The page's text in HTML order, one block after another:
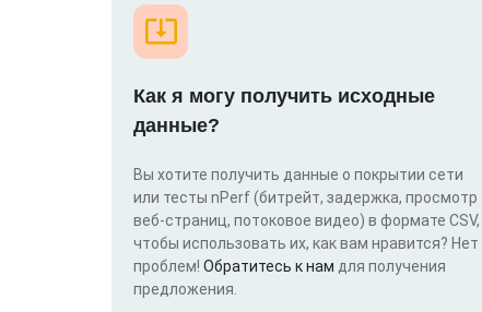
Как я могу получить исходные
данные?
Вы хотите получить данные о покрытии сети
или тесты nPerf (битрейт, задержка, просмотр
веб-страниц, потоковое видео) в формате CSV,
чтобы использовать их, как вам нравится? Нет
проблем! Обратитесь к нам для получения
предложения.